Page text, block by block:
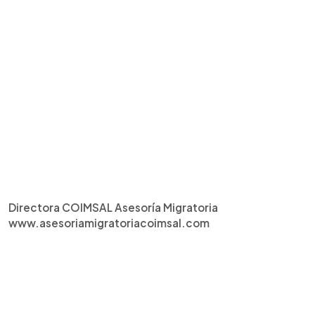
Directora COIMSAL Asesoría Migratoria
www.asesoriamigratoriacoimsal.com